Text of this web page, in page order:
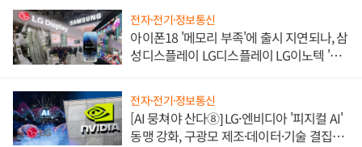
전자·전기·정보통신
아이폰18 '메모리 부족'에 출시 지연되나, 삼
성디스플레이 LG디스플레이 LG이노텍 '탈
전자·전기·정보통신
[AI 뭉쳐야 산다⑧] LG·엔비디아 '피지컬 AI'
동맹 강화, 구광모 제조·데이터·기술 결집